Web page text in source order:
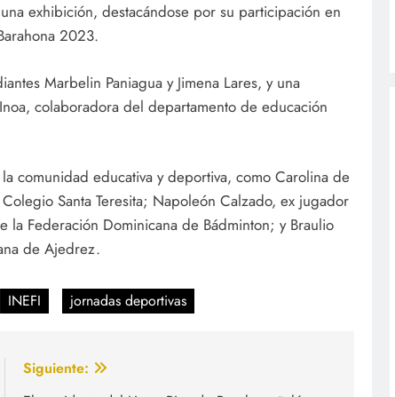
exhibición, destacándose por su participación en
2023.
Marbelin Paniagua y Jimena Lares, y una
colaboradora del departamento de educación
comunidad educativa y deportiva, como Carolina de
Santa Teresita; Napoleón Calzado, ex jugador
Federación Dominicana de Bádminton; y Braulio
de Ajedrez.
INEFI jornadas deportivas
Siguiente: